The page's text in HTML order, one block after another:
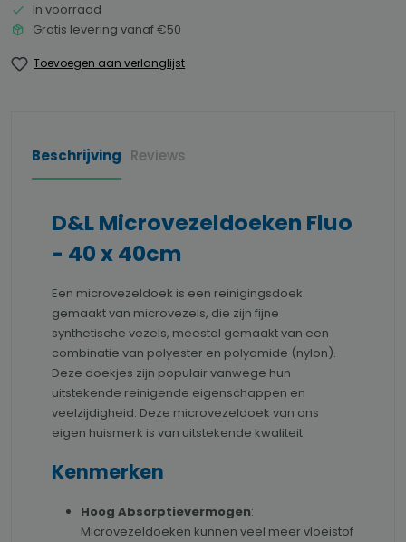
In voorraad
Gratis levering vanaf €50
Toevoegen aan verlanglijst
Beschrijving Reviews
D&L Microvezeldoeken Fluo
- 40 x 40cm
Een microvezeldoek is een reinigingsdoek
gemaakt van microvezels, die zijn fijne
synthetische vezels, meestal gemaakt van een
combinatie van polyester en polyamide (nylon).
Deze doekjes zijn populair vanwege hun
uitstekende reinigende eigenschappen en
veelzijdigheid. Deze microvezeldoek van ons
eigen huismerk is van uitstekende kwaliteit.
Kenmerken
Hoog Absorptievermogen:
Microvezeldoeken kunnen veel meer vloeistof